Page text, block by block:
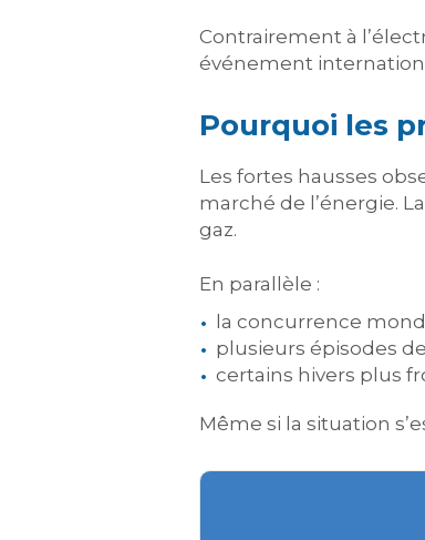
Contrairement à
événement
Pourquoi les
Les fortes hausses
marché de l’énergie.
gaz.
En parallèle :
la concurrence
plusieurs épisodes
certains hivers plus
Même si la situation